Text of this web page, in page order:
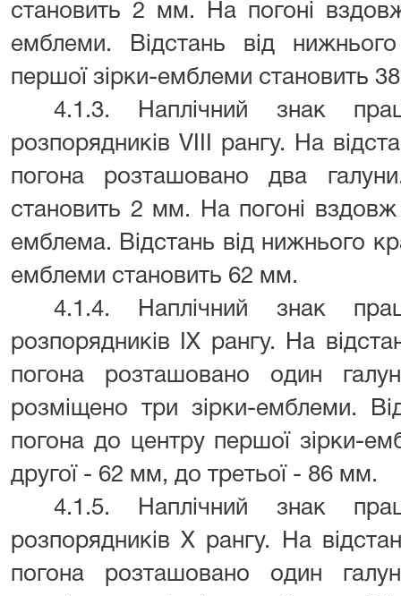
становить 2 мм. На погоні
емблеми. Відстань від
першої зірки-емблеми становить
4.1.3. Наплічний знак
розпорядників VIII рангу. На
погона розташовано два
становить 2 мм. На погоні
емблема. Відстань від нижнього
емблеми становить 62 мм.
4.1.4. Наплічний знак
розпорядників IX рангу. На
погона розташовано один
розміщено три зірки-емблеми.
погона до центру першої зірки-
другої - 62 мм, до третьої - 86 мм.
4.1.5. Наплічний знак
розпорядників X рангу. На
погона розташовано один